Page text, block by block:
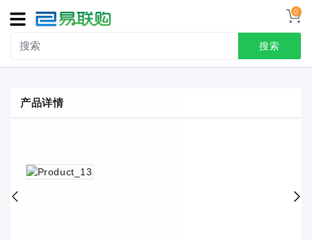
0
搜索
导
航
接线端子
联系我们
产品详情